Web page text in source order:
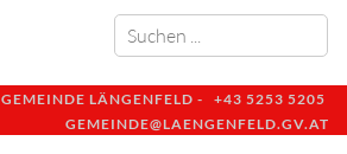
GEMEINDE LÄNGENFELD - +43 5253 5205
GEMEINDE@LAENGENFELD.GV.AT